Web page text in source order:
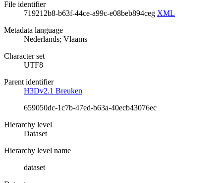
File identifier
719212b8-b63f-44ce-a99c-e08beb894ceg XML
Metadata language
Nederlands; Vlaams
Character set
UTF8
Parent identifier
H3Dv2.1 Breuken
659050dc-1c7b-47ed-b63a-40ecb43076ec
Hierarchy level
Dataset
Hierarchy level name
dataset